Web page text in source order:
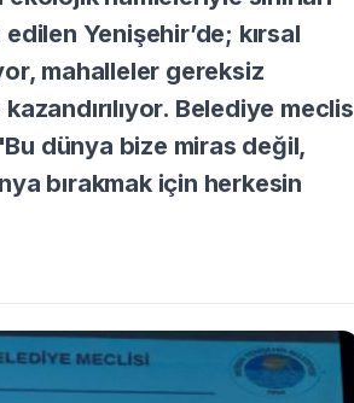
Yenişehir’de; kırsal
mahalleler gereksiz
Belediye meclis
dünya bize miras değil,
bırakmak için herkesin